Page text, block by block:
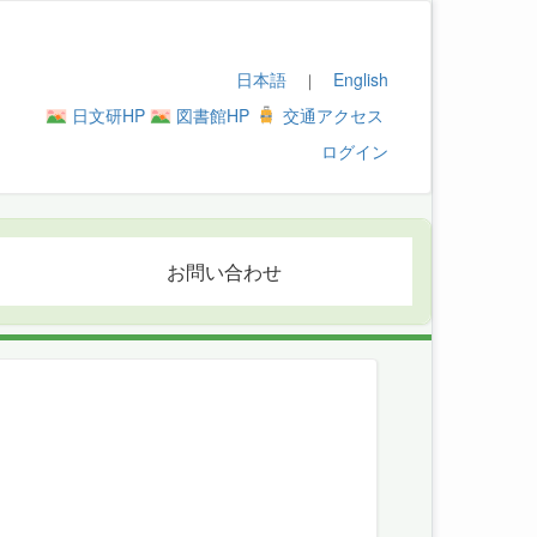
日本語｜ English
日文研HP
図書館HP
交通アクセス
ログイン
お問い合わせ